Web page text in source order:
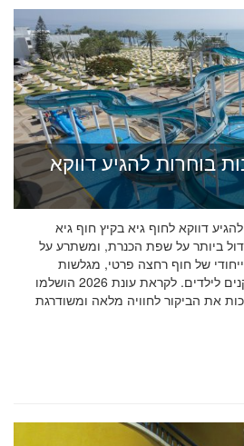
בוחרות להגיע דווקא
דווקא לחוף גיא בקיץ חוף גיא
ביותר על שפת הכנרת, ומשתרע על
ייחודי של חוף רחצה פרטי, מגלשות
אקסטרים, בריכת גלים ומתקנים לילדים. לקראת עונת 2026 הושלמו
את הביקור לחוויה מלאה ומשודרגת